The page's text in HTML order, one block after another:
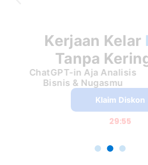
Kerjaan Kelar
Tanpa
ChatGPT-in Aja Analisis
Bisnis & Nugasmu
Klaim Diskon
29:55